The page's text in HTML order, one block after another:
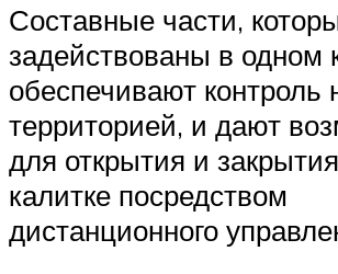
Составные части,
задействованы в одном
обеспечивают контроль
территорией, и дают
для открытия и
калитке посредством
дистанционного